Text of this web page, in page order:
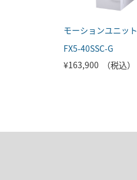
モーションユニット
FX5-40SSC-G
¥163,900 （税込）